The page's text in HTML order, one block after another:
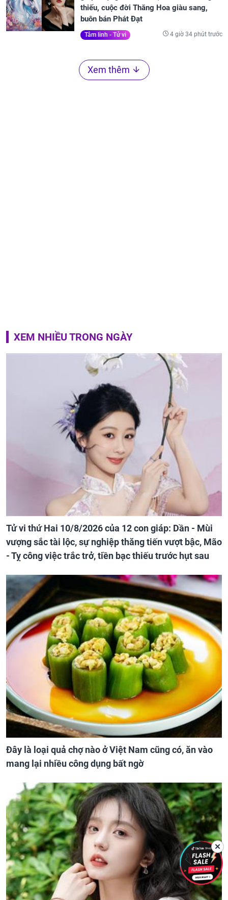
thiếu, cuộc đời Thăng Hoa giàu sang,
buôn bán Phát Đạt
Tâm linh - Tử vi 4 giờ 34 phút trước
Xem thêm
XEM NHIỀU TRONG NGÀY
Tử vi thứ Hai 10/8/2026 của 12 con giáp: Dần - Mùi
vượng sắc tài lộc, sự nghiệp thăng tiến vượt bậc, Mão
- Tỵ công việc trắc trở, tiền bạc thiếu trước hụt sau
Đây là loại quả chợ nào ở Việt Nam cũng có, ăn vào
mang lại nhiều công dụng bất ngờ
✕